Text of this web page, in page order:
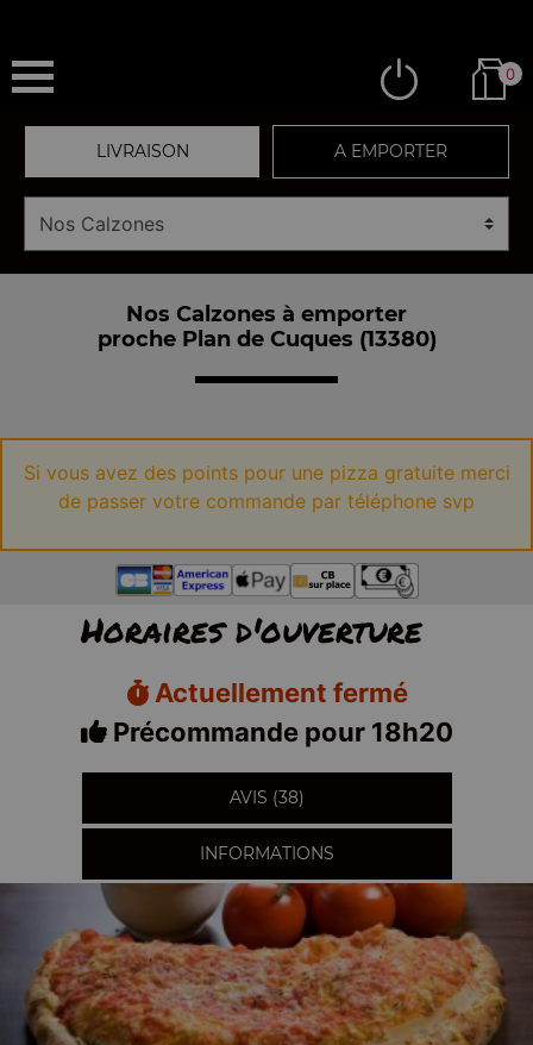
0
LIVRAISON A EMPORTER
Nos Calzones à emporter
proche Plan de Cuques (13380)
Si vous avez des points pour une pizza gratuite merci
de passer votre commande par téléphone svp
Horaires d'ouverture
Actuellement fermé
Précommande pour 18h20
AVIS (38)
INFORMATIONS